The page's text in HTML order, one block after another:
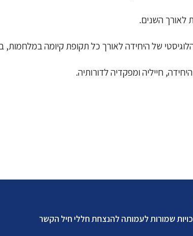
לאורך השנים.
של היחידה לאורך כל תקופת קיומה במלחמות,
חייליה ומפקדיה לדורותיה.
הזכויות שמורות לעמותה להנצחת חללי חיל הקשר